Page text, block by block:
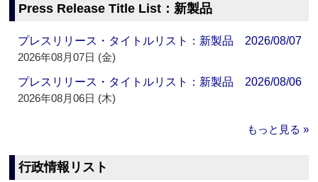
Press Release Title List：新製品
プレスリリース・タイトルリスト：新製品 2026/08/07
2026年08月07日 (金)
プレスリリース・タイトルリスト：新製品 2026/08/06
2026年08月06日 (木)
もっと見る »
行政情報リスト